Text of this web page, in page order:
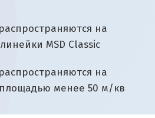
на
MSD Classic
на
менее 50 м/кв